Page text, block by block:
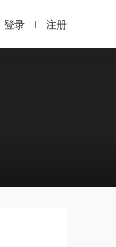
登录 注册